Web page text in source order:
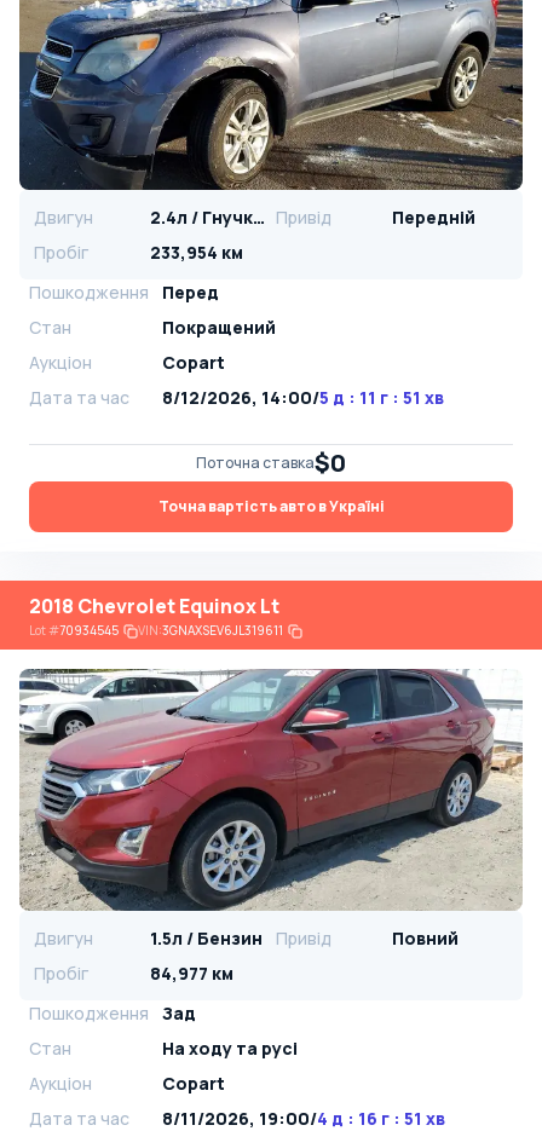
Двигун 2.4л / Гнучке паливо Привід
Передній
Пробіг
233,954 км
Пошкодження
Перед
Стан
Покращений
Аукціон
Copart
Дата та час
8/12/2026, 14:00/5 д : 11 г : 51 хв
Поточна ставка$0
Точна вартість авто в Україні
2018 Chevrolet Equinox Lt
Lot#70934545 VIN:3GNAXSEV6JL319611
Двигун 1.5л / Бензин Привід
Повний
Пробіг
84,977 км
Пошкодження
Зад
Стан
На ​​ходу та русі
Аукціон
Copart
Дата та час
8/11/2026, 19:00/4 д : 16 г : 51 хв